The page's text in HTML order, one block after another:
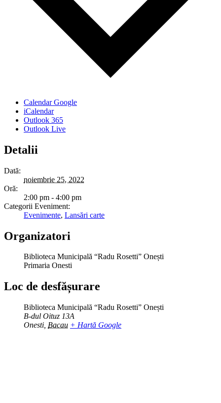
Calendar Google
iCalendar
Outlook 365
Outlook Live
Detalii
Dată:
noiembrie 25, 2022
Oră:
2:00 pm - 4:00 pm
Categorii Eveniment:
Evenimente, Lansări carte
Organizatori
Biblioteca Municipală “Radu Rosetti” Onești
Primaria Onesti
Loc de desfășurare
Biblioteca Municipală “Radu Rosetti” Onești
B-dul Oituz 13A
Onesti Bacau + Hartă Google